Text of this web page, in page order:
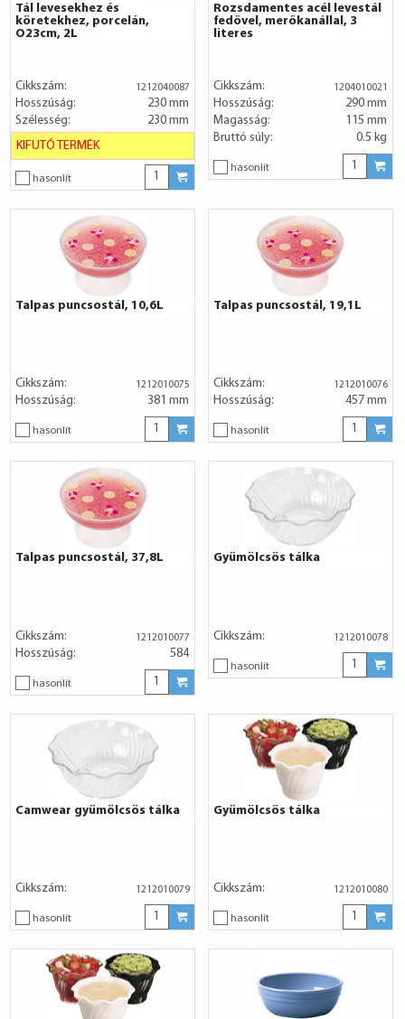
Tál levesekhez és
köretekhez, porcelán,
O23cm, 2L
Cikkszám: 1212040087
Hosszúság:
230 mm
Szélesség:
230 mm
KIFUTÓ TERMÉK
hasonlít
Rozsdamentes acél levestál
fedővel, merőkanállal, 3
literes
Cikkszám: 1204010021
Hosszúság:
290 mm
Magasság:
115 mm
Bruttó súly:
0.5 kg
hasonlít
Talpas puncsostál, 10,6L
Cikkszám: 1212010075
Hosszúság: 381 mm
hasonlít
Talpas puncsostál, 19,1L
Cikkszám: 1212010076
Hosszúság: 457 mm
hasonlít
Talpas puncsostál, 37,8L
Cikkszám: 1212010077
Hosszúság: 584
hasonlít
Gyümölcsös tálka
Cikkszám: 1212010078
hasonlít
Camwear gyümölcsös tálka
Cikkszám: 1212010079
hasonlít
Gyümölcsös tálka
Cikkszám: 1212010080
hasonlít